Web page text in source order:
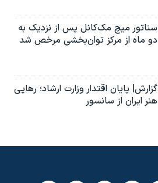
سناتور میچ مک‌کانل پس از نزدیک به
دو ماه از مرکز توان‌بخشی مرخص شد
گزارش| پایان اقتدار وزارت ارشاد؛ رهایی
هنر ایران از سانسور